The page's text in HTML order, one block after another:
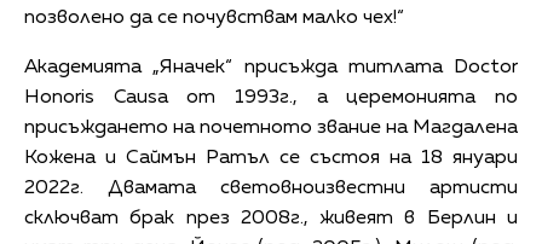
позволено да се почувствам малко чех!“
Академията „Яначек“ присъжда титлата Doctor
Honoris Causa от 1993г., а церемонията по
присъждането на почетното звание на Магдалена
Кожена и Саймън Ратъл се състоя на 18 януари
2022г. Двамата световноизвестни артисти
сключват брак през 2008г., живеят в Берлин и